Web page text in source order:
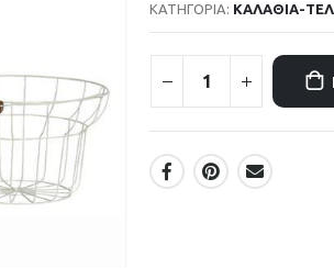
ΚΑΤΗΓΟΡΊΑ: ΚΑΛΑΘΙΑ-